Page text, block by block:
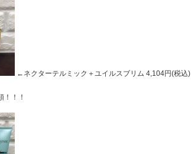
←ネクターテルミック＋ユイルスブリム 4,104円(税込)
！！！